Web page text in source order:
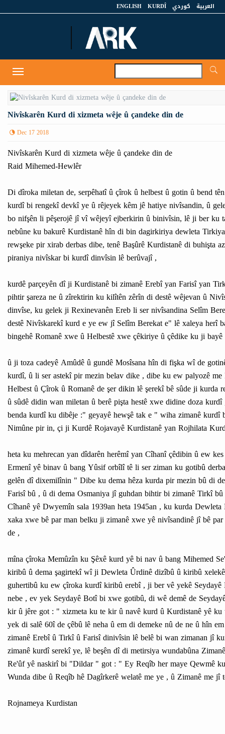
العربية كوردي KURDÎ
ENGLISH
Toggle
navigation
Nivîskarên Kurd di xizmeta wêje û çandeke din de
Dec 17 2018
Nivîskarên Kurd di xizmeta wêje û çandeke din de
Raid Mihemed-Hewlêr
Di dîroka miletan de, serpêhatî û çîrok û helbest û gotin û bend
kurdî bi rengekî devkî ye û rêjeyek kêm jê hatiye nivîsandin, û
bo nifşên li pêşerojê jî vî wêjeyî ejberkirin û binivîsin, lê ji ber ku
nebûne ku bakurê Kurdistanê hîn di bin dagirkiriya dewleta
rewşeke pir xirab derbas dibe, tenê Başûrê Kurdistanê di
piraniya nivîskar bi kurdî dinvîsin lê berûvajî ,
kurdê parçeyên dî ji Kurdistanê bi zimanê Erebî yan Farisî yan
pihtir şareza ne û zîrektirin ku kilîtên zêrîn di destê wêjevan û
dinvîse, ku gelek ji Rexinevanên Ereb li ser nivîsandina Selîm
destê Nivîskarekî kurd e ye ew jî Selîm Berekat e" lê xaleya
bingehê Romanê xwe û Helbestê xwe çêkiriye û çêdike ku ji
û ji toza cadeyê Amûdê û gundê Mosîsana hîn di fişka wî de
kurdî, û li ser astekî pir mezin belav dike , dibe ku ew palyozê
Helbest û Çîrok û Romanê de şer dikin lê şerekî bê sûde ji
û sûdê didin wan miletan û berê pişta hestê xwe didine doza
benda kurdî ku dibêje :" geyayê hewşê tak e " wiha zimanê
Nimûne pir in, çi ji Kurdê Rojavayê Kurdistanê yan Rojhilata
heta ku mehrecan yan dîdarên herêmî yan Cîhanî çêdibin û ew
Ermenî yê binav û bang Yûsif orbîlî tê li ser ziman ku gotibû
gelên dî dixemilînin " Dibe ku dema hêza kurda pir mezin bû di
Farisî bû , û di dema Osmaniya jî guhdan bihtir bi zimanê Tirkî
Cîhanê yê Dwyemîn sala 1939an heta 1945an , ku kurda
xaka xwe bê par man belku ji zimanê xwe yê nivîsandinê jî bê
de ,
mîna çîroka Memûzîn ku Şêxê kurd yê bi nav û bang Mihemed
kiribû û dema şagirtekî wî ji Dewleta Ûrdinê dizîbû û kiribû
guhertibû ku ew çîroka kurdî kiribû erebî , ji ber vê yekê
nebe , ev yek Seydayê Botî bi xwe gotibû, di wê demê de
kir û jêre got : " xizmeta ku te kir û navê kurd û Kurdistanê yê
yek di salê 60î de çêbû lê neha û em di demeke nû de ne û hîn
zimanê Erebî û Tirkî û Farisî dinivîsin lê belê bi wan zimanan jî
zimanê kurdî serekî ye, lê beşên dî di metirsiya wundabûna
Re'ûf yê naskirî bi "Dildar " got : " Ey Reqîb her maye Qewmê
Wunda dibe û Reqîb hê Dagîrkerê welatê me ye , û Zimanê me
Rojnameya Kurdistan